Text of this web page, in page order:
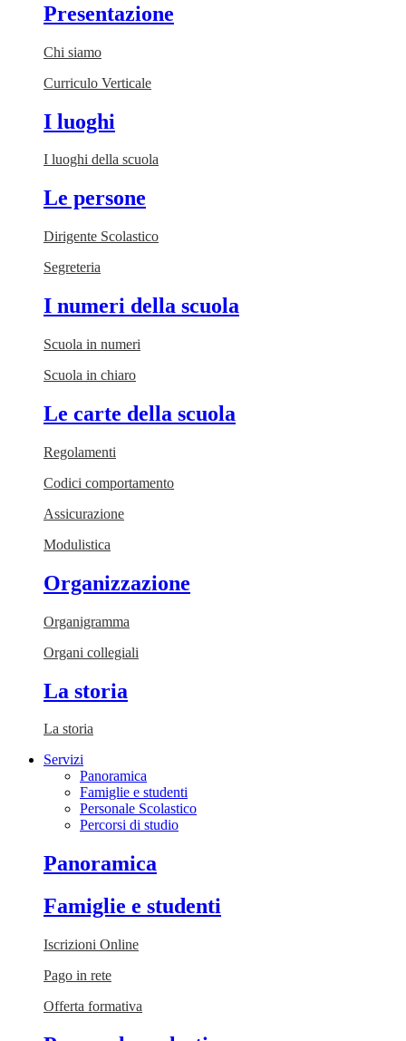
Presentazione
Chi siamo
Curriculo Verticale
I luoghi
I luoghi della scuola
Le persone
Dirigente Scolastico
Segreteria
I numeri della scuola
Scuola in numeri
Scuola in chiaro
Le carte della scuola
Regolamenti
Codici comportamento
Assicurazione
Modulistica
Organizzazione
Organigramma
Organi collegiali
La storia
La storia
Servizi
Panoramica
Famiglie e studenti
Personale Scolastico
Percorsi di studio
Panoramica
Famiglie e studenti
Iscrizioni Online
Pago in rete
Offerta formativa